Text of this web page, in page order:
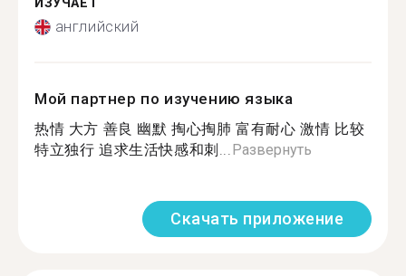
английский
Мой партнер по изучению языка
热情 大方 善良 幽默 掏心掏肺 富有耐心 激情 比较
特立独行 追求生活快感和刺...Развернуть
Скачать приложение